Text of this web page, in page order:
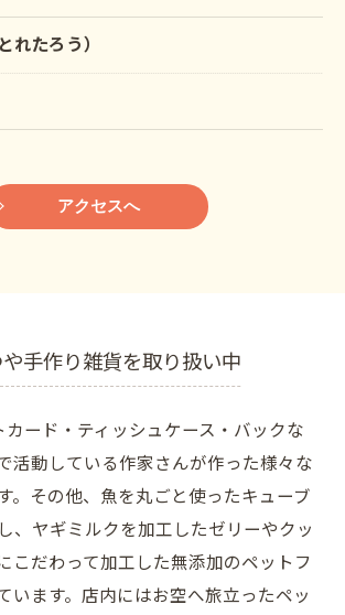
れたろう）
アクセスへ
手作り雑貨を取り扱い中
ード・ティッシュケース・バックな
活動している作家さんが作った様々な
。その他、魚を丸ごと使ったキューブ
、ヤギミルクを加工したゼリーやクッ
こだわって加工した無添加のペットフ
います。店内にはお空へ旅立ったペッ